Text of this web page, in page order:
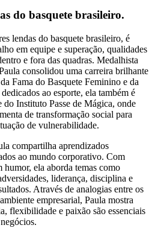
do basquete brasileiro.
lendas do basquete brasileiro, é
em equipe e superação, qualidades
e fora das quadras. Medalhista
consolidou uma carreira brilhante
Fama do Basquete Feminino e da
ao esporte, ela também é
do Instituto Passe de Mágica, onde
de transformação social para
de vulnerabilidade.
compartilha aprendizados
ao mundo corporativo. Com
ela aborda temas como
liderança, disciplina e
Através de analogias entre os
empresarial, Paula mostra
flexibilidade e paixão são essenciais